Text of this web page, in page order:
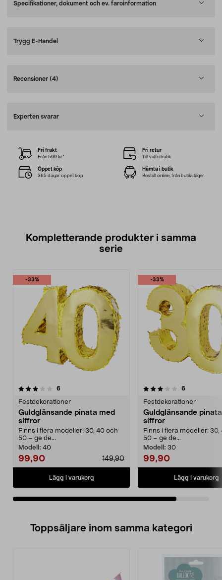
Specifikationer, dokument och ev. faroinformation
Trygg E-Handel
Recensioner (4)
Experten svarar
Fri frakt
Från 599 kr*
Fri retur
Till valfri butik
Öppet köp
365 dagar öppet köp
Hämta i butik
Beställ online, från butikslager
Kompletterande produkter i samma
serie
-33%
6recensioner
Festdekorationer
Guldglänsande pinata med
siffror
Finns i flera modeller: 30, 40 och
50 – ge de...
Modell: 40
149,90
99,90
Lägg i varukorg
-33%
3.5av 5 stjärnor 6recensioner
Festdekorationer
Guldglänsande
siffror
Finns i flera modeller: 30,
50 – ge de...
Modell: 30
99,90
Lägg i varukorg
Toppsäljare inom samma kategori